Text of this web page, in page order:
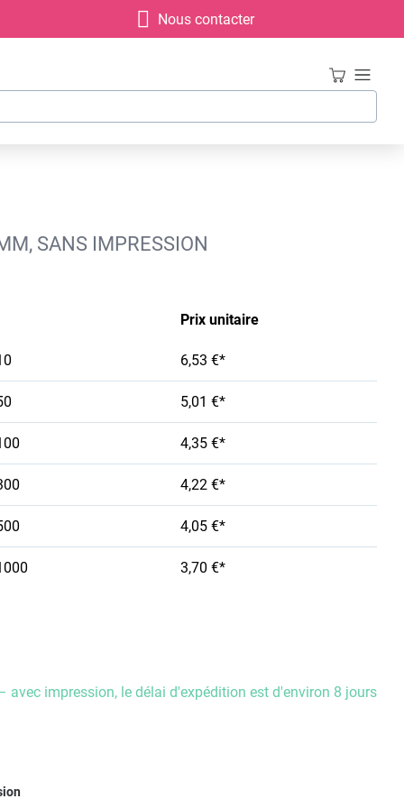
Nous contacter
SANS IMPRESSION
Prix unitaire
6,53 €*
5,01 €*
4,35 €*
4,22 €*
4,05 €*
3,70 €*
avec impression, le délai d'expédition est d'environ 8 jours